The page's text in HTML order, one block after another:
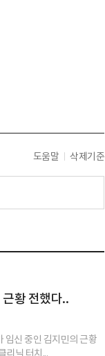
도움말 삭제기준
황 전했다..
임신 중인 김지민의 근황
리닉 터치...